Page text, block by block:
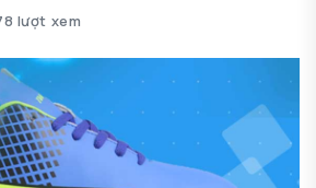
lượt xem